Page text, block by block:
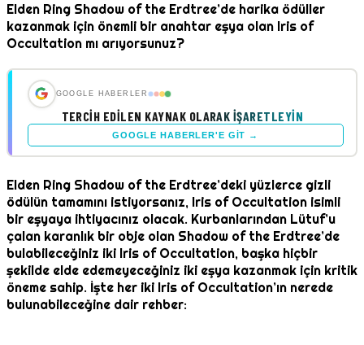
Elden Ring Shadow of the Erdtree’de harika ödüller
kazanmak için önemli bir anahtar eşya olan Iris of
Occultation mı arıyorsunuz?
GOOGLE HABERLER
TERCIH EDILEN KAYNAK OLARAK İŞARETLEYIN
GOOGLE HABERLER'E GIT →
Elden Ring Shadow of the Erdtree’deki yüzlerce gizli
ödülün tamamını istiyorsanız, Iris of Occultation isimli
bir eşyaya ihtiyacınız olacak. Kurbanlarından Lütuf’u
çalan karanlık bir obje olan Shadow of the Erdtree’de
bulabileceğiniz iki Iris of Occultation, başka hiçbir
şekilde elde edemeyeceğiniz iki eşya kazanmak için kritik
öneme sahip. İşte her iki Iris of Occultation’ın nerede
bulunabileceğine dair rehber: